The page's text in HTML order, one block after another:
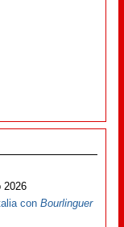
2026
conBourlinguer